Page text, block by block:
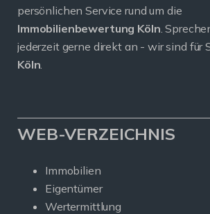
persönlichen Service rund um die
Immobilienbewertung Köln.
jederzeit gerne direkt an - wir sind für
Köln.
WEB-VERZEICHNIS
Immobilien
Eigentümer
Wertermittlung